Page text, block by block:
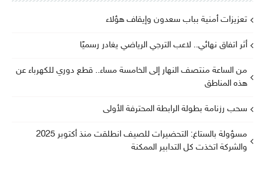
تعزيزات أمنية بباب سعدون وإيقاف هؤلاء
أثر اتفاق نهائي.. لاعب الترجي الرياضي يغادر رسميًا
من الساعة منتصف النهار إلى الخامسة مساء.. قطع دوري للكهرباء عن
هذه المناطق
سحب رزنامة بطولة الرابطة المحترفة الأولى
مسؤولة بالستاغ: التحضيرات للصيف انطلقت منذ أكتوبر 2025
والشركة اتخذت كل التدابير الممكنة